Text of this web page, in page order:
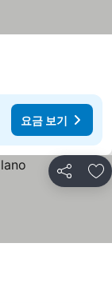
요금 보기
공유 즐